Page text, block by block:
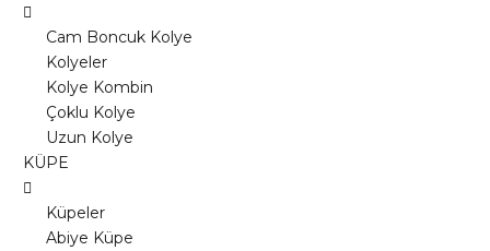
Cam Boncuk Kolye
Kolyeler
Kolye Kombin
Çoklu Kolye
Uzun Kolye
KÜPE
Küpeler
Abiye Küpe